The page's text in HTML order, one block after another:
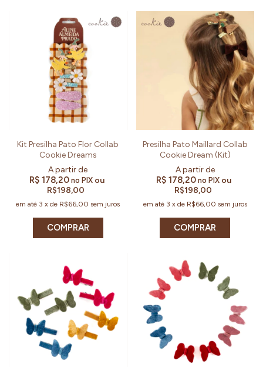
Kit Presilha Pato Flor Collab
Cookie Dreams
R$ 178,20no PIX ou
R$198,00
em até 3 xde R$66,00 sem juros
COMPRAR
Presilha Pato Maillard Collab
Cookie Dream (Kit)
R$ 178,20 no PIX ou
R$198,00
em até 3 x de R$66,00 sem juros
COMPRAR